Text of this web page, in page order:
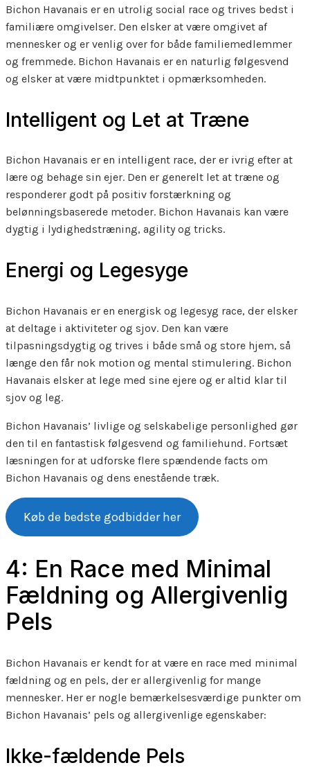
Bichon Havanais er en utrolig social race og trives bedst i
familiære omgivelser. Den elsker at være omgivet af
mennesker og er venlig over for både familiemedlemmer
og fremmede. Bichon Havanais er en naturlig følgesvend
og elsker at være midtpunktet i opmærksomheden.
Intelligent og Let at Træne
Bichon Havanais er en intelligent race, der er ivrig efter at
lære og behage sin ejer. Den er generelt let at træne og
responderer godt på positiv forstærkning og
belønningsbaserede metoder. Bichon Havanais kan være
dygtig i lydighedstræning, agility og tricks.
Energi og Legesyge
Bichon Havanais er en energisk og legesyg race, der elsker
at deltage i aktiviteter og sjov. Den kan være
tilpasningsdygtig og trives i både små og store hjem, så
længe den får nok motion og mental stimulering. Bichon
Havanais elsker at lege med sine ejere og er altid klar til
sjov og leg.
Bichon Havanais’ livlige og selskabelige personlighed gør
den til en fantastisk følgesvend og familiehund. Fortsæt
læsningen for at udforske flere spændende facts om
Bichon Havanais og dens enestående træk.
Køb de bedste godbidder her
4: En Race med Minimal
Fældning og Allergivenlig
Pels
Bichon Havanais er kendt for at være en race med minimal
fældning og en pels, der er allergivenlig for mange
mennesker. Her er nogle bemærkelsesværdige punkter om
Bichon Havanais’ pels og allergivenlige egenskaber:
Ikke-fældende Pels